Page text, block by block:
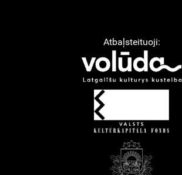
Atbaļsteituoji: